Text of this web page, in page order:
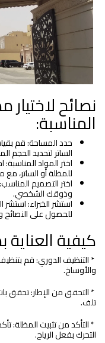
نصائح
المناسبة:
حدد المساحة: قم بقياس
الساتر لتحديد الحجم
اختر المواد المناسبة:
للمظلة أو الساتر، مع
اختر التصميم المناسب:
وذوقك الشخصي.
استشر الخبراء: استشر
للحصول على النصائح
كيفية
* التنظيف الدوري: قم بتنظيف
والأوساخ.
* التحقق من الإطار: تحقق
تلف.
* التأكد من تثبيت المظلة:
التحرك بفعل الرياح.